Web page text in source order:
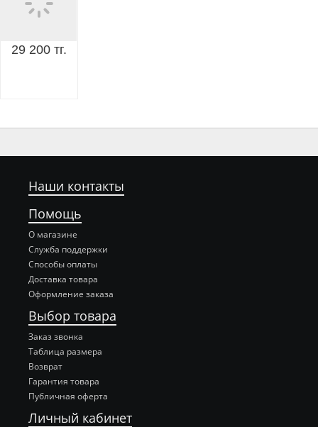
29 200 тг.
Наши контакты
Помощь
О магазине
Служба поддержки
Способы оплаты
Доставка товара
Оформление заказа
Выбор товара
Заказ звонка
Таблица размера
Возврат
Гарантия товара
Публичная оферта
Личный кабинет